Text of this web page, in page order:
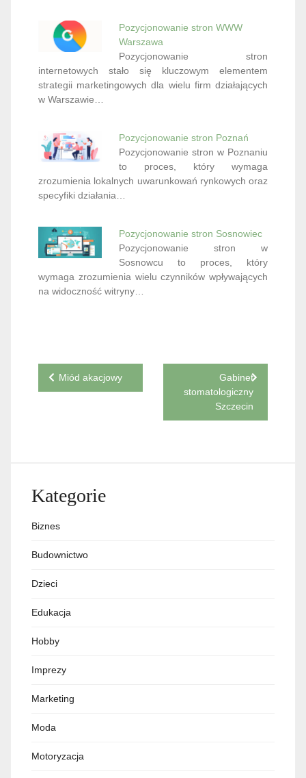
Pozycjonowanie stron WWW
Warszawa
Pozycjonowanie stron
internetowych stało się kluczowym elementem
strategii marketingowych dla wielu firm działających
w Warszawie…
Pozycjonowanie stron Poznań
Pozycjonowanie stron w Poznaniu
to proces, który wymaga
zrozumienia lokalnych uwarunkowań rynkowych oraz
specyfiki działania…
Pozycjonowanie stron Sosnowiec
Pozycjonowanie stron w
Sosnowcu to proces, który
wymaga zrozumienia wielu czynników wpływających
na widoczność witryny…
Nawigacja
Miód akacjowy
Gabinet
stomatologiczny
Szczecin
Kategorie
Biznes
Budownictwo
Dzieci
Edukacja
Hobby
Imprezy
Marketing
Moda
Motoryzacja